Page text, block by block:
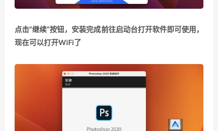
点击“继续”按钮，安装完成前往启动台打开软件即可使用，
现在可以打开WiFi了